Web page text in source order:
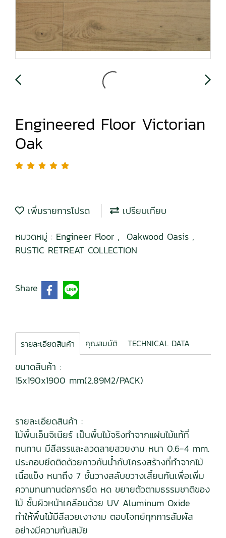
Engineered Floor Victorian
Oak
เพิ่มรายการโปรด
เปรียบเทียบ
หมวดหมู่ : Engineer Floor , Oakwood Oasis ,
RUSTIC RETREAT COLLECTION
Share
รายละเอียดสินค้า คุณสมบัติ TECHNICAL DATA
ขนาดสินค้า :
15x190x1900 mm(2.89M2/PACK)
รายละเอียดสินค้า :
ไม้พื้นเอ็นจิเนียร์ เป็นพื้นไม้จริงทำจากแผ่นไม้แท้ที่
ทนทาน มีสีสรรและลวดลายสวยงาม หนา 0.6-4 mm.
ประกอบยึดติดด้วยกาวกันน้ำกับโครงสร้างที่ทำจากไม้
เนื้อแข็ง หนาถึง 7 ชั้นวางสลับขวางเสี้ยนกันเพื่อเพิ่ม
ความทนทานต่อการยืด หด ขยายตัวตามธรรมชาติของ
ไม้ ชั้นผิวหน้าเคลือบด้วย UV Aluminum Oxide
ทำให้พื้นไม้มีสีสวยเงางาม ตอบโจทย์ทุกการสัมผัส
อย่างมีความทันสมัย